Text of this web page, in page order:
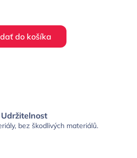
do košíka
Udržitelnost
bez škodlivých materiálů.